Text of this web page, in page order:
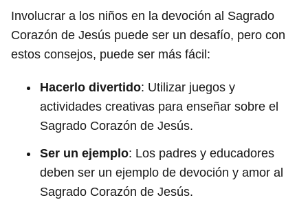
Involucrar a los niños en la devoción al Sagrado
Corazón de Jesús puede ser un desafío, pero con
estos consejos, puede ser más fácil:
Hacerlo divertido: Utilizar juegos y
actividades creativas para enseñar sobre el
Sagrado Corazón de Jesús.
Ser un ejemplo: Los padres y educadores
deben ser un ejemplo de devoción y amor al
Sagrado Corazón de Jesús.